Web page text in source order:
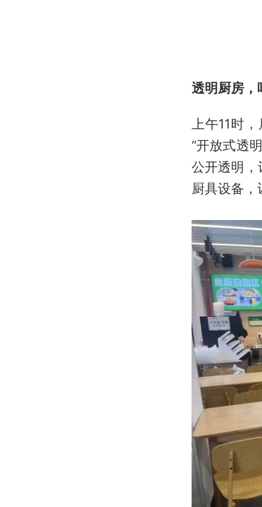
透明厨房，
上午11时
“开放式透
公开透明，
厨具设备，